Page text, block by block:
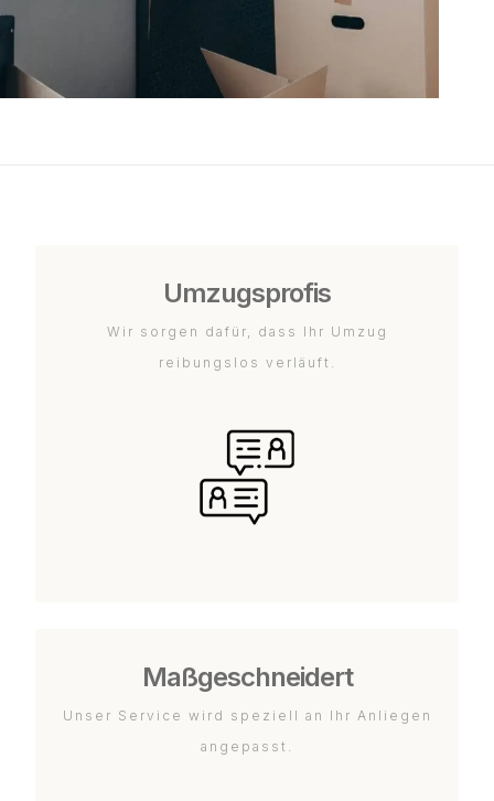
Umzugsprofis
Wir sorgen dafür, dass Ihr Umzug
reibungslos verläuft.
Maßgeschneidert
Unser Service wird speziell an Ihr Anliegen
angepasst.